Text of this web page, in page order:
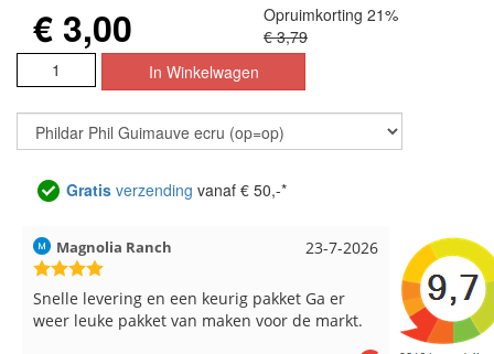
€ 3,00
Opruimkorting 21%
€ 3,79
Gratis verzending vanaf € 50,-*
23-7-2026
Magnolia Ranch
Snelle levering en een keurig pakket Ga er
weer leuke pakket van maken voor de markt.
Hilde uit
Reeds
de service.